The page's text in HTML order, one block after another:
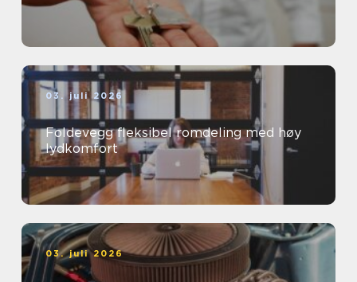
03. juli 2026
Foldevegg fleksibel romdeling med høy
lydkomfort
03. juli 2026